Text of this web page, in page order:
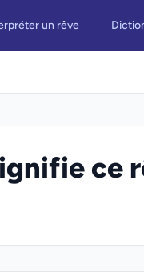
un rêve
ce